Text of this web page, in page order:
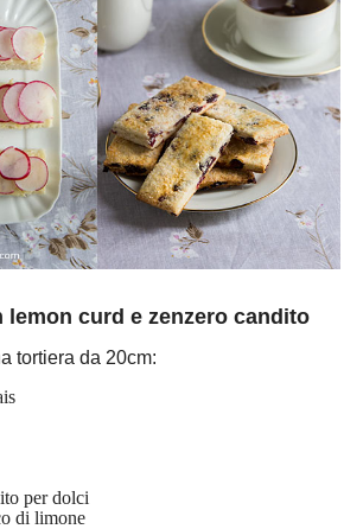
lemon curd e zenzero candito
tortiera da 20cm:
per dolci
di limone